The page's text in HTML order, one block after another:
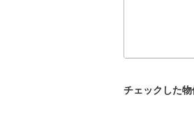
チェックした